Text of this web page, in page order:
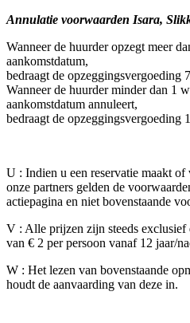
Annulatie voorwaarden Isara,
Wanneer de huurder opzegt meer
aankomstdatum,
bedraagt de opzeggingsvergoeding
Wanneer de huurder minder dan 1
aankomstdatum annuleert,
bedraagt de opzeggingsvergoeding
U : Indien u een reservatie maakt
onze partners gelden de
actiepagina en niet bovenstaande
V : Alle prijzen zijn steeds exclusief
van € 2 per persoon vanaf 12 jaar/
W : Het lezen van bovenstaande
houdt de aanvaarding van deze in.